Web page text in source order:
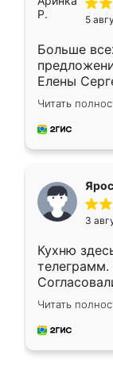
5
Больше
Елены
короткие
для
предложил
Читать
3
Кухню
недели
довольны
мебель за
Читать